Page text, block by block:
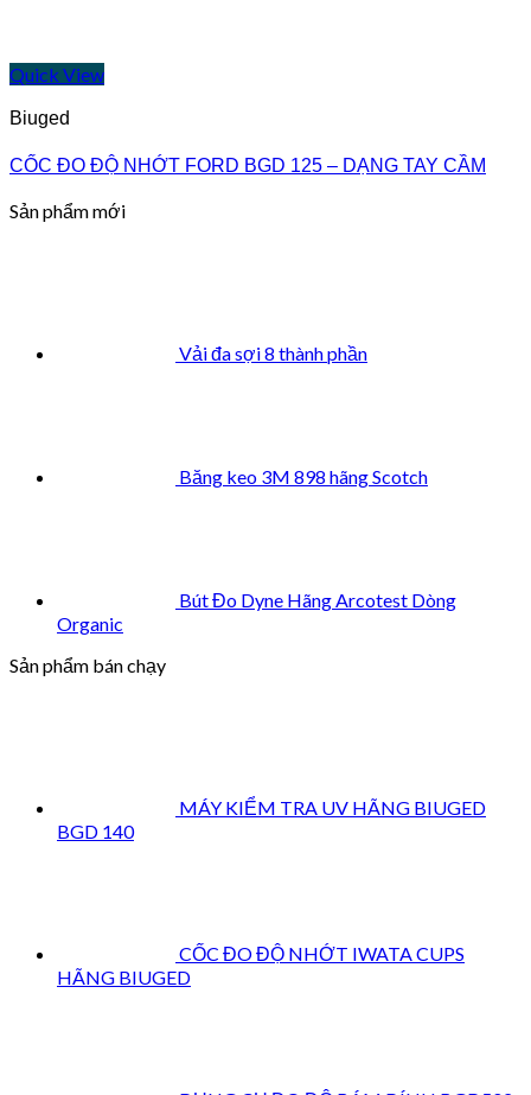
Quick View
Biuged
CỐC ĐO ĐỘ NHỚT FORD BGD 125 – DẠNG TAY CẦM
Sản phẩm mới
Vải đa sợi 8 thành phần
Băng keo 3M 898 hãng Scotch
Bút Đo Dyne Hãng Arcotest Dòng
Organic
Sản phẩm bán chạy
MÁY KIỂM TRA UV HÃNG BIUGED
BGD 140
CỐC ĐO ĐỘ NHỚT IWATA CUPS
HÃNG BIUGED